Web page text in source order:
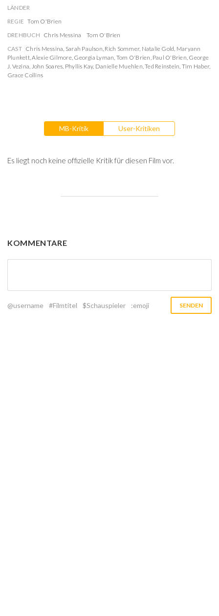
LÄNDER
REGIE Tom O'Brien
DREHBUCH Chris Messina
Tom O'Brien
CAST Chris Messina, Sarah Paulson, Rich Sommer, Natalie Gold, Maryann
Plunkett,Alexie Gilmore, Georgia Lyman, Tom O'Brien, Paul O'Brien, George
J. Vezina, John Soares, Phyllis Kay, Danielle Muehlen,Ted Reinstein, Tim Haber,
Grace Collins
MB-Kritik User-Kritiken
Es liegt noch keine offizielle Kritik für diesen Film vor.
KOMMENTARE
@username #Filmtitel $Schauspieler :emoji